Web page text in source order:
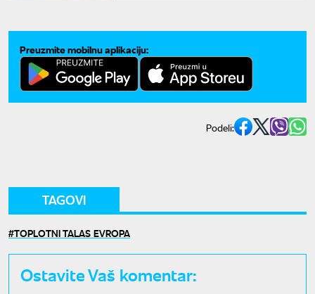
Preuzmite mobilnu aplikaciju:
Podeli:
TAGOVI
TOPLOTNI TALAS EVROPA
Ostavite Vaš komentar: